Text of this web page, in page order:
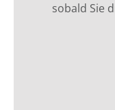
sobald Sie